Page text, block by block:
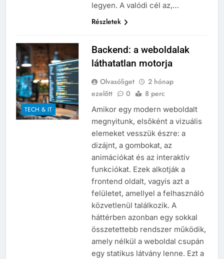
legyen. A valódi cél az,…
Részletek
TECH & IT
Backend: a weboldalak
láthatatlan motorja
Olvasóliget
2 hónap
ezelőtt
0 8 perc
Amikor egy modern weboldalt
megnyitunk, elsőként a vizuális
elemeket vesszük észre: a
dizájnt, a gombokat, az
animációkat és az interaktív
funkciókat. Ezek alkotják a
frontend oldalt, vagyis azt a
felületet, amellyel a felhasználó
közvetlenül találkozik. A
háttérben azonban egy sokkal
összetettebb rendszer működik,
amely nélkül a weboldal csupán
egy statikus látvány lenne. Ezt a